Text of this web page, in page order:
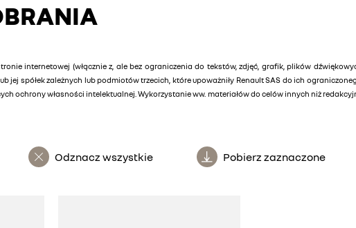
internetowej (włącznie z, ale bez ograniczenia do tekstów, zdjęć, grafik, plików
jej spółek zależnych lub podmiotów trzecich, które upoważniły Renault SAS do ich
ochrony własności intelektualnej. Wykorzystanie ww. materiałów do celów innych niż
Odznacz wszystkie Pobierz zaznaczone